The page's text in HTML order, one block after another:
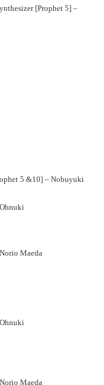
[Prophet 5] –
5 &10] – Nobuyuki
Maeda
Maeda